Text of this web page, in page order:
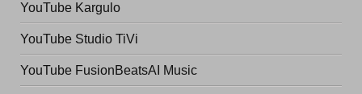
YouTube Kargulo
YouTube Studio TiVi
YouTube FusionBeatsAI Music